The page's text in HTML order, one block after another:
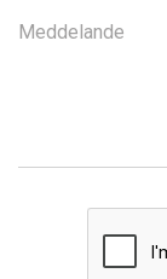
Meddelande